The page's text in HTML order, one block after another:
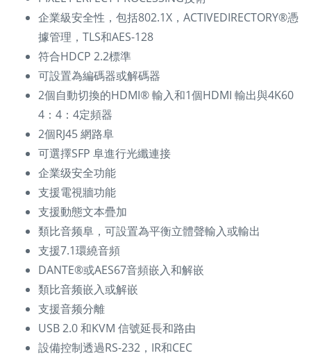
企業級安全性，包括802.1X，ACTIVEDIRECTORY®憑
據管理，TLS和AES-128
符合HDCP 2.2標準
可設置為編碼器或解碼器
2個自動切換的HDMI® 輸入和1個HDMI 輸出與4K60
4：4：4定頻器
2個RJ45 網路阜
可選擇SFP 阜進行光纖連接
企業级安全功能
支援電視牆功能
支援動態文本疊加
類比音频阜，可設置為平衡立體聲輸入或輸出
支援7.1環繞音頻
DANTE®或AES67音頻嵌入和解嵌
類比音频嵌入或解嵌
支援音频分離
USB 2.0 和KVM 信號延長和路由
設備控制透過RS-232，IR和CEC